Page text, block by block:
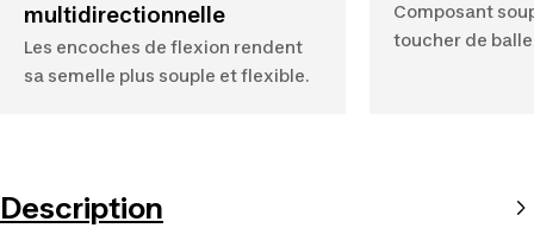
multidirectionnelle
Les encoches de flexion rendent
sa semelle plus souple et flexible.
Composant
toucher de
Description